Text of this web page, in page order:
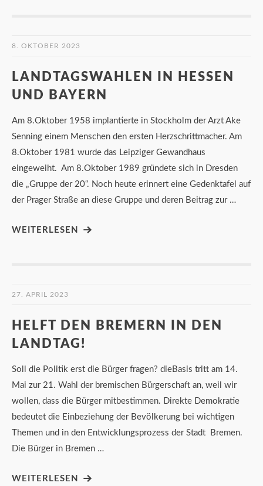
8. OKTOBER 2023
LANDTAGSWAHLEN IN HESSEN
UND BAYERN
Am 8.Oktober 1958 implantierte in Stockholm der Arzt Ake
Senning einem Menschen den ersten Herzschrittmacher. Am
8.Oktober 1981 wurde das Leipziger Gewandhaus
eingeweiht. Am 8.Oktober 1989 gründete sich in Dresden
die „Gruppe der 20“. Noch heute erinnert eine Gedenktafel auf
der Prager Straße an diese Gruppe und deren Beitrag zur …
WEITERLESEN
27. APRIL 2023
HELFT DEN BREMERN IN DEN
LANDTAG!
Soll die Politik erst die Bürger fragen? dieBasis tritt am 14.
Mai zur 21. Wahl der bremischen Bürgerschaft an, weil wir
wollen, dass die Bürger mitbestimmen. Direkte Demokratie
bedeutet die Einbeziehung der Bevölkerung bei wichtigen
Themen und in den Entwicklungsprozess der Stadt Bremen.
Die Bürger in Bremen …
WEITERLESEN